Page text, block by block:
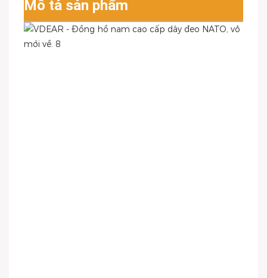
Mô tả sản phẩm